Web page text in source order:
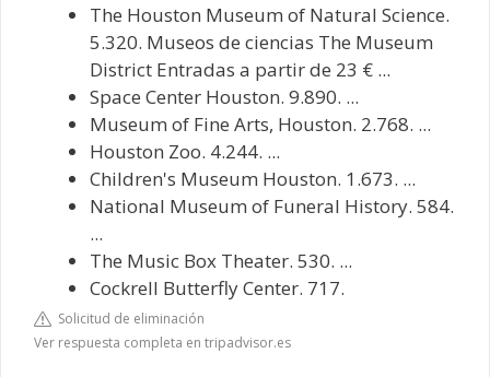
The Houston Museum of Natural Science.
5.320. Museos de ciencias The Museum
District Entradas a partir de 23 € ...
Space Center Houston. 9.890. ...
Museum of Fine Arts, Houston. 2.768. ...
Houston Zoo. 4.244. ...
Children's Museum Houston. 1.673. ...
National Museum of Funeral History. 584.
...
The Music Box Theater. 530. ...
Cockrell Butterfly Center. 717.
Solicitud de eliminación
Ver respuesta completa en tripadvisor.es